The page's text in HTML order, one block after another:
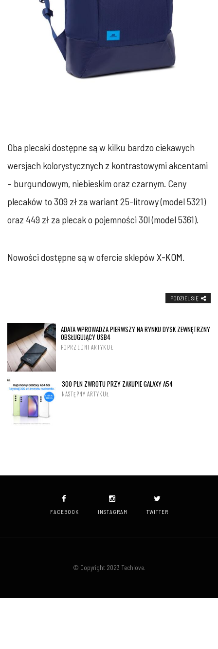
Oba plecaki dostępne są w kilku bardzo ciekawych
wersjach kolorystycznych z kontrastowymi akcentami
– burgundowym, niebieskim oraz czarnym. Ceny
plecaków to 309 zł za wariant 25-litrowy (model 5321)
oraz 449 zł za plecak o pojemności 30l (model 5361).
Nowości dostępne są w ofercie sklepów X-KOM.
PODZIEL SIĘ
ADATA WPROWADZA PIERWSZY NA RYNKU DYSK ZEWNĘTRZNY
OBSŁUGUJĄCY USB4
POPRZEDNI ARTYKUŁ
300 PLN ZWROTU PRZY ZAKUPIE GALAXY A54
NASTĘPNY ARTYKUŁ
FACEBOOK INSTAGRAM TWITTER
© Copyright 2023 Techlove.